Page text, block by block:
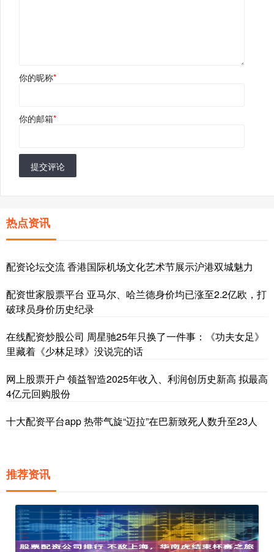
你的昵称*
你的邮箱*
提交评论
热点资讯
配资论坛交流 香港国际机场文化艺术节展示沪港双城魅力
配资世家股票平台 亚马尔、哈兰德身价均已涨至2.2亿欧，打
破球员身价历史纪录
在线配资炒股公司 周星驰25年只换了一件事：《功夫女足》
里藏着《少林足球》没说完的话
网上股票开户 领益智造2025年收入、利润创历史新高 拟最高
4亿元回购股份
十大配资平台app 热带气旋“迈拉”在巴新致死人数升至23人
推荐资讯